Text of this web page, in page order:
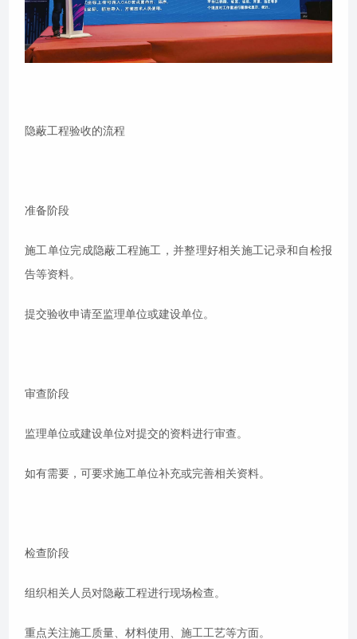
隐蔽工程验收的流程
准备阶段
施工单位完成隐蔽工程施工，并整理好相关施工记录和自检报
告等资料。
提交验收申请至监理单位或建设单位。
审查阶段
监理单位或建设单位对提交的资料进行审查。
如有需要，可要求施工单位补充或完善相关资料。
检查阶段
组织相关人员对隐蔽工程进行现场检查。
重点关注施工质量、材料使用、施工工艺等方面。